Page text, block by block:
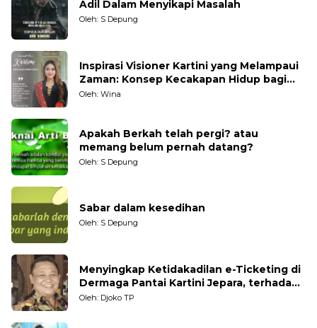
Adil Dalam Menyikapi Masalah
Oleh: S Depung
Inspirasi Visioner Kartini yang Melampaui
Zaman: Konsep Kecakapan Hidup bagi
Generasi Muda
Oleh: Wina
Apakah Berkah telah pergi? atau
memang belum pernah datang?
Oleh: S Depung
Sabar dalam kesedihan
Oleh: S Depung
Menyingkap Ketidakadilan e-Ticketing di
Dermaga Pantai Kartini Jepara, terhadap
Nelayan Tradisional
Oleh: Djoko TP